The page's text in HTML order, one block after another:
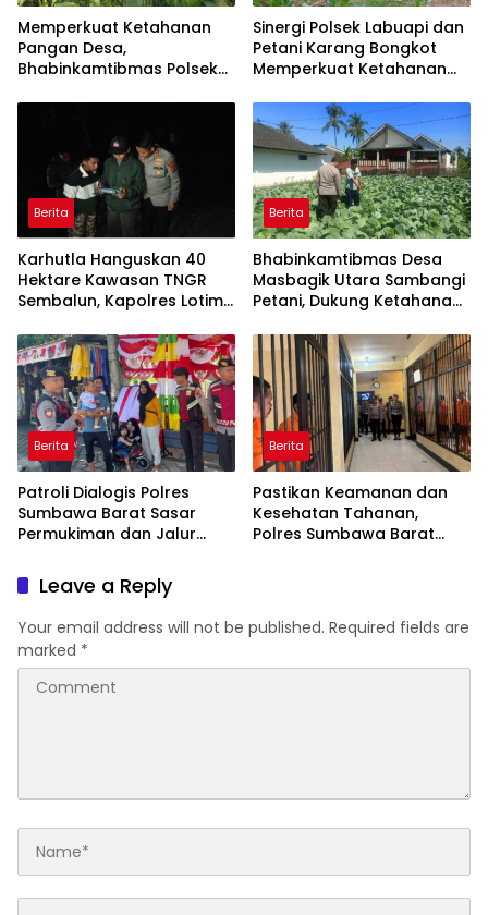
Memperkuat Ketahanan
Pangan Desa,
Bhabinkamtibmas Polsek
Kuranji Dalang
Sinergi Polsek Labuapi dan
Petani Karang Bongkot
Memperkuat Ketahanan
Berita
Karhutla Hanguskan 40
Hektare Kawasan TNGR
Sembalun, Kapolres Lotim
Api
Berita
Bhabinkamtibmas Desa
Masbagik Utara Sambangi
Petani, Dukung Ketahanan
Pangan
Berita
Patroli Dialogis Polres
Sumbawa Barat Sasar
Permukiman dan Jalur
Tetap Kondusif
Berita
Pastikan Keamanan dan
Kesehatan Tahanan,
Polres Sumbawa Barat
Leave a Reply
Your email address will not be published. Required fields are
marked *